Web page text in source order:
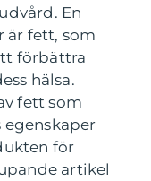
En
är fett, som
förbättra
hälsa.
fett som
egenskaper
för
artikel